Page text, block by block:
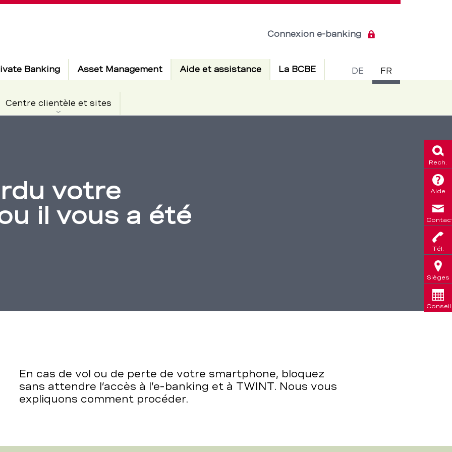
langue
DE FR
Connexion e-banking
Banking Asset Management Aide et assistanceActif
Centre clientèle et sites
La BCBE
Rech.
Aide
Tél.
Sièges
Conseil
votre
il vous a été
En cas de vol ou de perte de votre smartphone, bloquez
sans attendre l’accès à l’e-banking et à TWINT. Nous vous
expliquons comment procéder.